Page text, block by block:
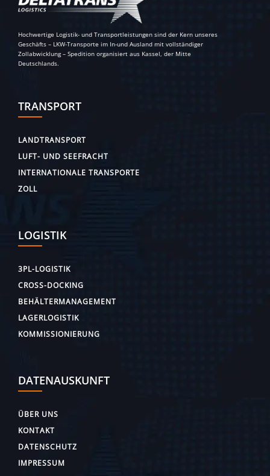
Hochwertige Logistik- und Transportleistungen sind der Kern unseres
Geschäfts – LKW-Transporte im In-und Ausland mit vollständiger
Zollabwicklung – Spedition organisiert aus Kassel, der Mitte
Deutschlands.
TRANSPORT
LANDTRANSPORT
LUFT- UND SEEFRACHT
INTERNATIONALE TRANSPORTE
ZOLL
LOGISTIK
3PL-LOGISTIK
CROSS-DOCKING
BEHÄLTERMANAGEMENT
LAGERLOGISTIK
KOMMISSIONIERUNG
DATENAUSKUNFT
ÜBER UNS
KONTAKT
DATENSCHUTZ
IMPRESSUM